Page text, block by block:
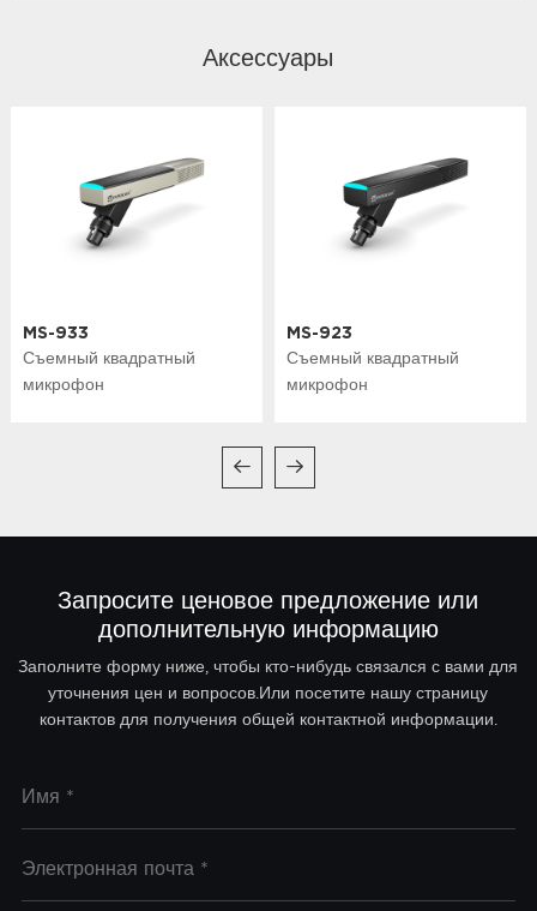
Аксессуары
MS-933
Съемный квадратный
микрофон
MS-923
Съемный квадратный
микрофон
Запросите ценовое предложение или
дополнительную информацию
Заполните форму ниже, чтобы кто-нибудь связался с вами для
уточнения цен и вопросов.Или посетите нашу страницу
контактов для получения общей контактной информации.